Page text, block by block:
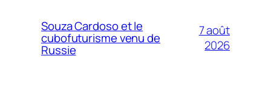
Souza Cardoso et le
cubofuturisme venu de
Russie
7 août
2026